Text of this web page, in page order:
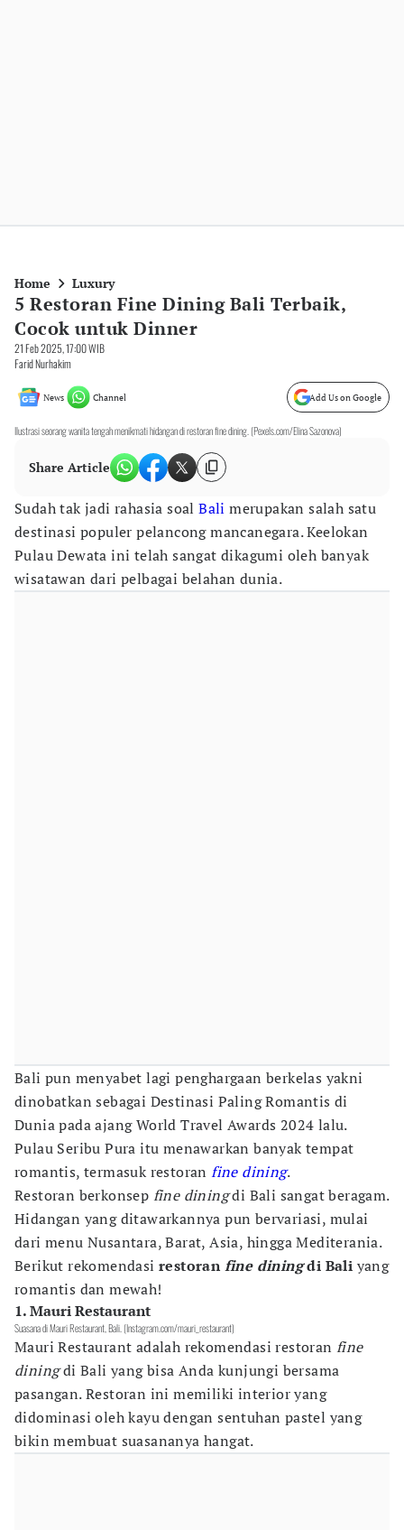
Home Luxury
5 Restoran Fine Dining Bali Terbaik,
Cocok untuk Dinner
21 Feb 2025, 17:00 WIB
Farid Nurhakim
News Channel Add Us on Google
Ilustrasi seorang wanita tengah menikmati hidangan di restoran fine dining. (Pexels.com/Elina Sazonova)
Share Article
Sudah tak jadi rahasia soalBali merupakan salah satu
destinasi populer pelancong mancanegara. Keelokan
Pulau Dewata ini telah sangat dikagumi oleh banyak
wisatawan dari pelbagai belahan dunia.
Bali pun menyabet lagi penghargaan berkelas yakni
dinobatkan sebagai Destinasi Paling Romantis di
Dunia pada ajang World Travel Awards 2024 lalu.
Pulau Seribu Pura itu menawarkan banyak tempat
romantis, termasuk restoranfine dining.
Restoran berkonsep fine diningdi Bali sangat beragam.
Hidangan yang ditawarkannya pun bervariasi, mulai
dari menu Nusantara, Barat, Asia, hingga Mediterania.
Berikut rekomendasi restoranfine diningdi Bali yang
romantis dan mewah!
1. Mauri Restaurant
Suasana di Mauri Restaurant, Bali. (Instagram.com/mauri_restaurant)
Mauri Restaurant adalah rekomendasi restoran fine
diningdi Bali yang bisa Anda kunjungi bersama
pasangan. Restoran ini memiliki interior yang
didominasi oleh kayu dengan sentuhan pastel yang
bikin membuat suasananya hangat.